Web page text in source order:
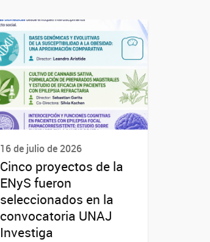
16 de julio de 2026
Cinco proyectos de la
ENyS fueron
seleccionados en la
convocatoria UNAJ
Investiga